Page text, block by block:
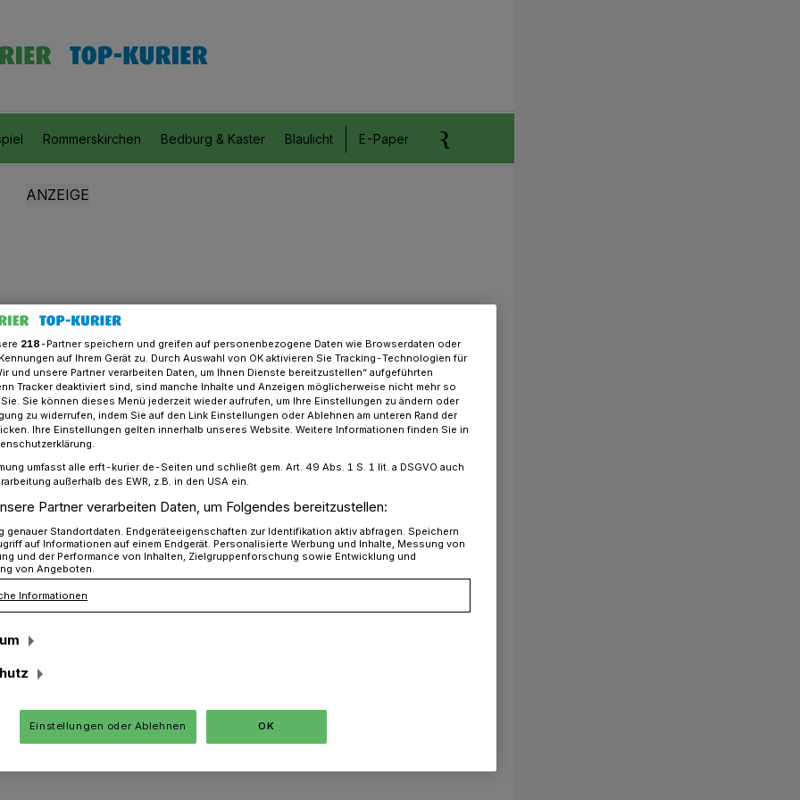
Rommerskirchen Bedburg & Kaster Blaulicht E-Paper Anzeigen aufgeben
für Flüchtlinge gesucht
im Stadtgebiet Jüchen. Der
reicht im Hinblick auf die stetig
aus. Eine 100-prozentige Belegung
möglich, da auf die persönliche
genommen werden muss.
218-Partner speichern und greifen auf personenbezogene Daten wie Browserdaten oder
auf Ihrem Gerät zu. Durch Auswahl von OK aktivieren Sie Tracking-Technologien für
und unsere Partner verarbeiten Daten, um Ihnen Dienste bereitzustellen“ aufgeführten
Tracker deaktiviert sind, sind manche Inhalte und Anzeigen möglicherweise nicht mehr so
Sie können dieses Menü jederzeit wieder aufrufen, um Ihre Einstellungen zu ändern oder
zu widerrufen, indem Sie auf den Link Einstellungen oder Ablehnen am unteren Rand der
Ihre Einstellungen gelten innerhalb unseres Website. Weitere Informationen finden Sie in
umfasst alle erft-kurier.de-Seiten und schließt gem. Art. 49 Abs. 1 S. 1 lit. a DSGVO auch
außerhalb des EWR, z.B. in den USA ein.
Partner verarbeiten Daten, um Folgendes bereitzustellen:
genauer Standortdaten. Endgeräteeigenschaften zur Identifikation aktiv abfragen. Speichern
auf Informationen auf einem Endgerät. Personalisierte Werbung und Inhalte, Messung von
und der Performance von Inhalten, Zielgruppenforschung sowie Entwicklung und
von Angeboten.
Informationen
Einstellungen oder Ablehnen OK